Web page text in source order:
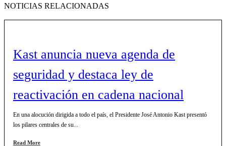
NOTICIAS RELACIONADAS
Kast anuncia nueva agenda de
seguridad y destaca ley de
reactivación en cadena nacional
En una alocución dirigida a todo el país, el Presidente José Antonio Kast presentó
los pilares centrales de su...
Read More